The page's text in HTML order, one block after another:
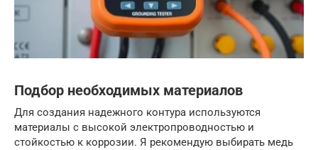
Подбор необходимых материалов
Для создания надежного контура используются
материалы с высокой электропроводностью и
стойкостью к коррозии. Я рекомендую выбирать медь